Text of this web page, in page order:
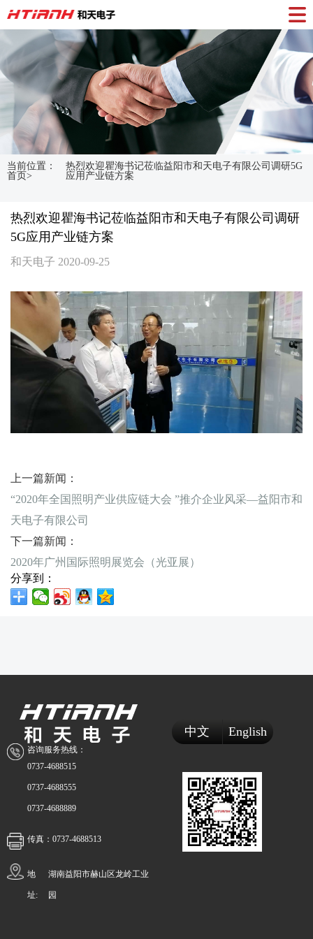
当前位置：
首页>
热烈欢迎瞿海书记莅临益阳市和天电子有限公司调研5G
应用产业链方案
热烈欢迎瞿海书记莅临益阳市和天电子有限公司调研
5G应用产业链方案
和天电子 2020-09-25
上一篇新闻：
“2020年全国照明产业供应链大会 ”推介企业风采—益阳市和
天电子有限公司
下一篇新闻：
2020年广州国际照明展览会（光亚展）
分享到：
中文 English
咨询服务热线：
0737-4688515
0737-4688555
0737-4688889
传真：0737-4688513
地
址:
湖南益阳市赫山区龙岭工业
园